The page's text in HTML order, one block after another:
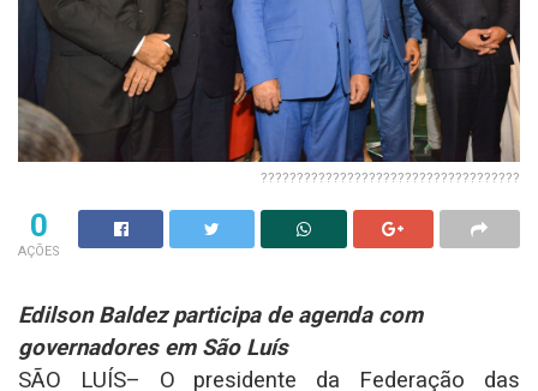
????????????????????????????????????
0
AÇÕES
Edilson Baldez participa de agenda com
governadores em São Luís
SÃO LUÍS– O presidente da Federação das